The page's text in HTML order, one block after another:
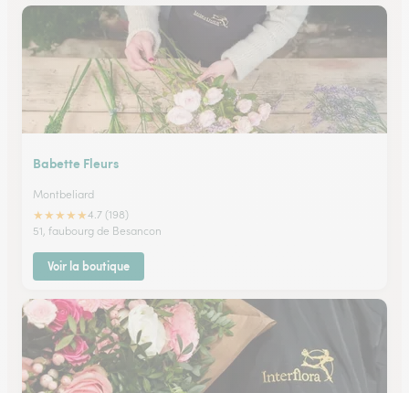
Babette Fleurs
Montbeliard
★★★★★4.7 (198)
51, faubourg de Besancon
Voir la boutique